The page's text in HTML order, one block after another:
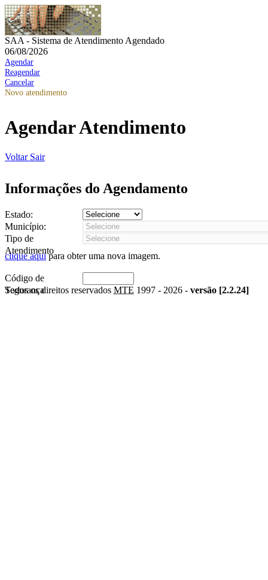
SAA - Sistema de Atendimento Agendado
06/08/2026
Agendar
Reagendar
Cancelar
Novo atendimento
Agendar Atendimento
Voltar Sair
Informações do Agendamento
Estado:
Município:
Tipo de
Atendimento
clique aquipara obter uma nova imagem.
Código de
Segurança
Todos os direitos reservados MTE 1997 - 2026 - versão [2.2.24]